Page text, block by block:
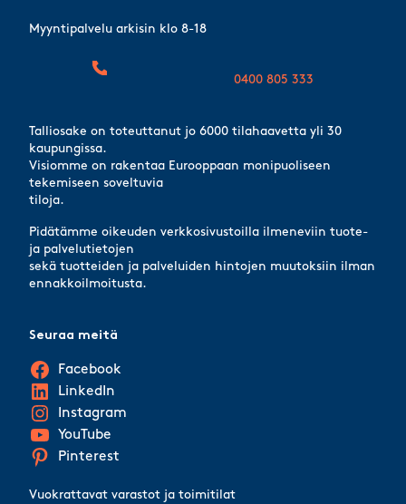
Myyntipalvelu arkisin klo 8-18
0400 805 333
Talliosake on toteuttanut jo 6000 tilahaavetta yli 30
kaupungissa.
Visiomme on rakentaa Eurooppaan monipuoliseen
tekemiseen soveltuvia
tiloja.
Pidätämme oikeuden verkkosivustoilla ilmeneviin tuote-
ja palvelutietojen
sekä tuotteiden ja palveluiden hintojen muutoksiin ilman
ennakkoilmoitusta.
Vuokrattavat varastot ja toimitilat
Seuraa meitä
Facebook
LinkedIn
Instagram
YouTube
Pinterest